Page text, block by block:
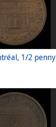
1/2 penny